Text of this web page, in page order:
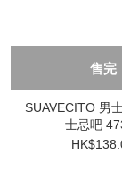
售完
SUAVECITO 男士沐浴露 *威
士忌吧